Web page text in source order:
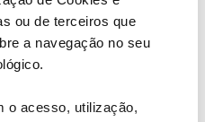
ou de terceiros que
a navegação no seu
o acesso, utilização,